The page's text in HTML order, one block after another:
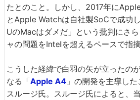
たとのこと。しかし、2017年に
とApple Watchは自社製SoCで成功
UのMacはダメだ」という批判にさ
ャの問題をIntelを超えるペースで指
こうした経緯で白羽の矢が立ったの
なる「Apple A4 」の開発を主導し
スルージ氏。スルージ氏によると、